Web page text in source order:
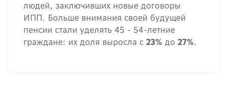
людей, заключивших новые договоры
ИПП. Больше внимания своей будущей
пенсии стали уделять 45 - 54-летние
граждане: их доля выросла с 23% до 27%.